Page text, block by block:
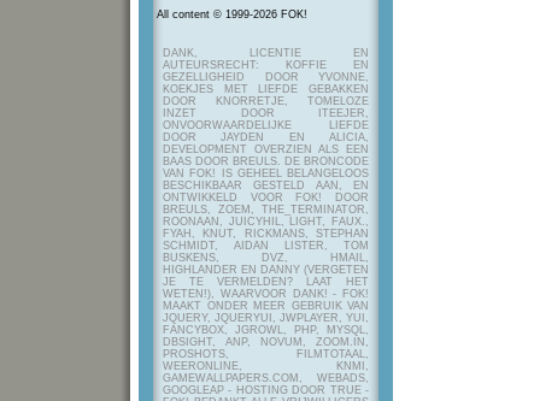
All content © 1999-2026 FOK!
DANK, LICENTIE EN
AUTEURSRECHT: KOFFIE EN
GEZELLIGHEID DOOR YVONNE,
KOEKJES MET LIEFDE GEBAKKEN
DOOR KNORRETJE, TOMELOZE
INZET DOOR ITEEJER,
ONVOORWAARDELIJKE LIEFDE
DOOR JAYDEN EN ALICIA,
DEVELOPMENT OVERZIEN ALS EEN
BAAS DOOR BREULS. DE BRONCODE
VAN FOK! IS GEHEEL BELANGELOOS
BESCHIKBAAR GESTELD AAN, EN
ONTWIKKELD VOOR FOK! DOOR
BREULS, ZOEM, THE_TERMINATOR,
ROONAAN, JUICYHIL, LIGHT, FAUX.,
FYAH, KNUT, RICKMANS, STEPHAN
SCHMIDT, AIDAN LISTER, TOM
BUSKENS, DVZ, HMAIL,
HIGHLANDER EN DANNY (VERGETEN
JE TE VERMELDEN? LAAT HET
WETEN!), WAARVOOR DANK! - FOK!
MAAKT ONDER MEER GEBRUIK VAN
JQUERY, JQUERYUI, JWPLAYER, YUI,
FANCYBOX, JGROWL, PHP, MYSQL,
DBSIGHT, ANP, NOVUM, ZOOM.IN,
PROSHOTS, FILMTOTAAL,
WEERONLINE, KNMI,
GAMEWALLPAPERS.COM, WEBADS,
GOOGLEAP - HOSTING DOOR TRUE -